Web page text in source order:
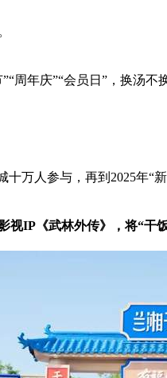
年庆”“会员日”，换汤不
十万人参与，再到2025
视IP《武林外传》，将“干